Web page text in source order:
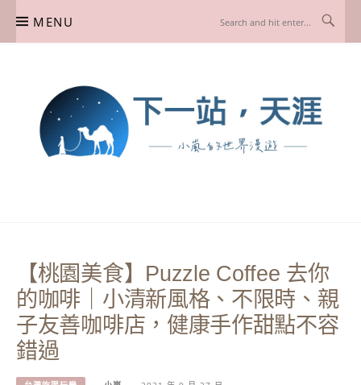
MENU
【桃園美食】Puzzle Coffee 去你
的咖啡｜小清新風格、不限時、親
子友善咖啡店，健康手作甜點不容
錯過